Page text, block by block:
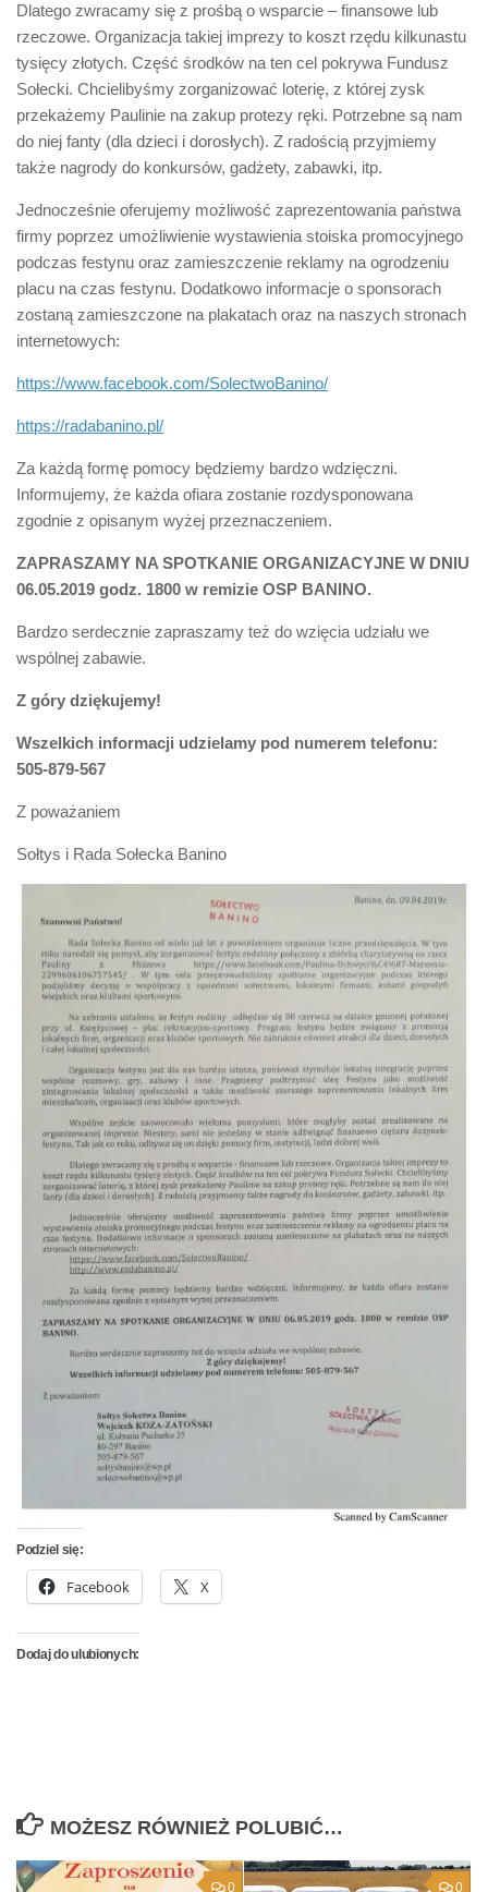
Dlatego zwracamy się z prośbą o wsparcie – finansowe lub
rzeczowe. Organizacja takiej imprezy to koszt rzędu kilkunastu
tysięcy złotych. Część środków na ten cel pokrywa Fundusz
Sołecki. Chcielibyśmy zorganizować loterię, z której zysk
przekażemy Paulinie na zakup protezy ręki. Potrzebne są nam
do niej fanty (dla dzieci i dorosłych). Z radością przyjmiemy
także nagrody do konkursów, gadżety, zabawki, itp.
Jednocześnie oferujemy możliwość zaprezentowania państwa
firmy poprzez umożliwienie wystawienia stoiska promocyjnego
podczas festynu oraz zamieszczenie reklamy na ogrodzeniu
placu na czas festynu. Dodatkowo informacje o sponsorach
zostaną zamieszczone na plakatach oraz na naszych stronach
internetowych:
https://www.facebook.com/SolectwoBanino/
https://radabanino.pl/
Za każdą formę pomocy będziemy bardzo wdzięczni.
Informujemy, że każda ofiara zostanie rozdysponowana
zgodnie z opisanym wyżej przeznaczeniem.
ZAPRASZAMY NA SPOTKANIE ORGANIZACYJNE W DNIU
06.05.2019 godz. 1800 w remizie OSP BANINO.
Bardzo serdecznie zapraszamy też do wzięcia udziału we
wspólnej zabawie.
Z góry dziękujemy!
Wszelkich informacji udzielamy pod numerem telefonu:
505-879-567
Z poważaniem
Sołtys i Rada Sołecka Banino
Podziel się:
Facebook X
Dodaj do ulubionych:
MOŻESZ RÓWNIEŻ POLUBIĆ…
0 0